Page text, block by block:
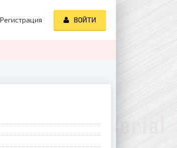
Регистрация ВОЙТИ